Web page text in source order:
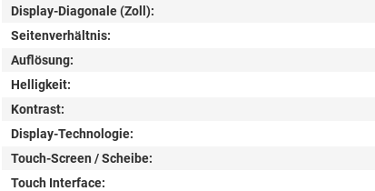
Display-Diagonale (Zoll):
Seitenverhältnis:
Auflösung:
Helligkeit:
Kontrast:
Display-Technologie:
Touch-Screen / Scheibe:
Touch Interface: